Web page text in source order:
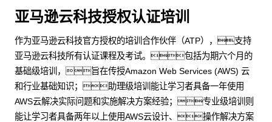
亚马逊云科技授权认证培训
作为亚马逊云科技官方授权的培训合作伙伴（ATP），支持
亚马逊云科技所有认证课程及考试。包括为期六个月的
基础级培训，旨在传授Amazon Web Services (AWS) 云
和行业基础知识；助理级培训能让学习者具备一年使用
AWS云解决实际问题和实施解决方案经验；专业级培训则
能让学习者具备两年以上使用AWS云设计、操作解决方案